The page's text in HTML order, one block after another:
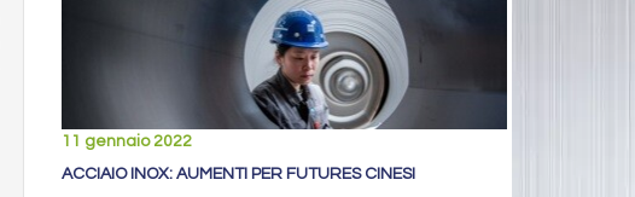
11 gennaio 2022
ACCIAIO INOX: AUMENTI PER FUTURES CINESI